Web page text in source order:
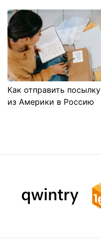
Как отправить посылку
из Америки в Россию